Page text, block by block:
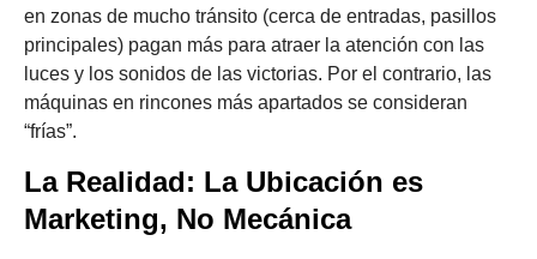
en zonas de mucho tránsito (cerca de entradas, pasillos
principales) pagan más para atraer la atención con las
luces y los sonidos de las victorias. Por el contrario, las
máquinas en rincones más apartados se consideran
“frías”.
La Realidad: La Ubicación es
Marketing, No Mecánica